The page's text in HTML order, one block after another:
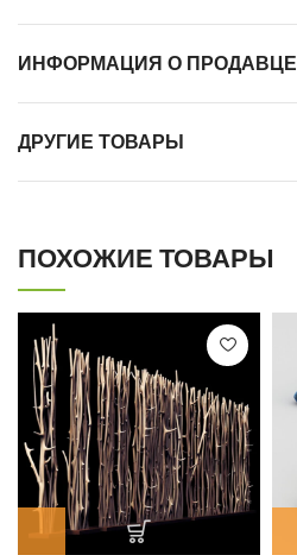
ИНФОРМАЦИЯ О ПРОДАВЦЕ
ДРУГИЕ ТОВАРЫ
ПОХОЖИЕ ТОВАРЫ